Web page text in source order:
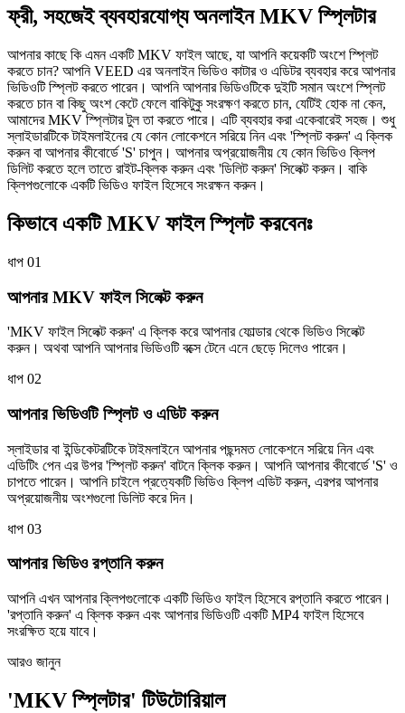
ফ্রী, সহজেই ব্যবহারযোগ্য অনলাইন MKV স্প্লিটার
আপনার কাছে কি এমন একটি MKV ফাইল আছে, যা আপনি কয়েকটি অংশে স্প্লিট
করতে চান? আপনি VEED এর অনলাইন ভিডিও কাটার ও এডিটর ব্যবহার করে আপনার
ভিডিওটি স্প্লিট করতে পারেন। আপনি আপনার ভিডিওটিকে দুইটি সমান অংশে স্প্লিট
করতে চান বা কিছু অংশ কেটে ফেলে বাকিটুকু সংরক্ষণ করতে চান, যেটিই হোক না কেন,
আমাদের MKV স্প্লিটার টুল তা করতে পারে। এটি ব্যবহার করা একেবারেই সহজ। শুধু
স্লাইডারটিকে টাইমলাইনের যে কোন লোকেশনে সরিয়ে নিন এবং 'স্প্লিট করুন' এ ক্লিক
করুন বা আপনার কীবোর্ডে 'S' চাপুন। আপনার অপ্রয়োজনীয় যে কোন ভিডিও ক্লিপ
ডিলিট করতে হলে তাতে রাইট-ক্লিক করুন এবং 'ডিলিট করুন' সিলেক্ট করুন। বাকি
ক্লিপগুলোকে একটি ভিডিও ফাইল হিসেবে সংরক্ষন করুন।
কিভাবে একটি MKV ফাইল স্প্লিট করবেনঃ
ধাপ 01
আপনার MKV ফাইল সিলেক্ট করুন
'MKV ফাইল সিলেক্ট করুন' এ ক্লিক করে আপনার ফোল্ডার থেকে ভিডিও সিলেক্ট
করুন। অথবা আপনি আপনার ভিডিওটি বক্সে টেনে এনে ছেড়ে দিলেও পারেন।
ধাপ 02
আপনার ভিডিওটি স্প্লিট ও এডিট করুন
স্লাইডার বা ইন্ডিকেটরটিকে টাইমলাইনে আপনার পছন্দমত লোকেশনে সরিয়ে নিন এবং
এডিটিং পেন এর উপর 'স্প্লিট করুন' বাটনে ক্লিক করুন। আপনি আপনার কীবোর্ডে 'S' ও
চাপতে পারেন। আপনি চাইলে প্রত্যেকটি ভিডিও ক্লিপ এডিট করুন, এরপর আপনার
অপ্রয়োজনীয় অংশগুলো ডিলিট করে দিন।
ধাপ 03
আপনার ভিডিও রপ্তানি করুন
আপনি এখন আপনার ক্লিপগুলোকে একটি ভিডিও ফাইল হিসেবে রপ্তানি করতে পারেন।
'রপ্তানি করুন' এ ক্লিক করুন এবং আপনার ভিডিওটি একটি MP4 ফাইল হিসেবে
সংরক্ষিত হয়ে যাবে।
আরও জানুন
'MKV স্প্লিটার' টিউটোরিয়াল